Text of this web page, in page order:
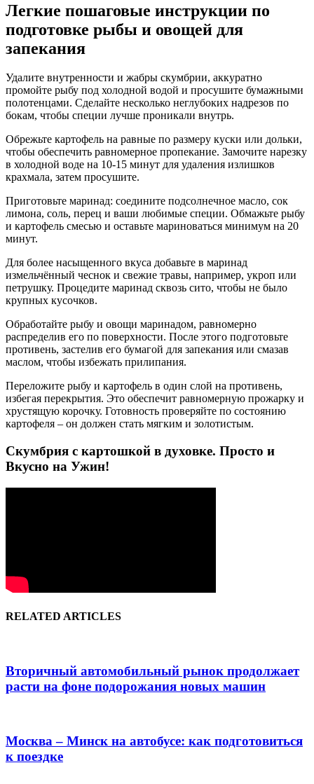
Легкие пошаговые инструкции по
подготовке рыбы и овощей для
запекания
Удалите внутренности и жабры скумбрии, аккуратно
промойте рыбу под холодной водой и просушите бумажными
полотенцами. Сделайте несколько неглубоких надрезов по
бокам, чтобы специи лучше проникали внутрь.
Обрежьте картофель на равные по размеру куски или дольки,
чтобы обеспечить равномерное пропекание. Замочите нарезку
в холодной воде на 10-15 минут для удаления излишков
крахмала, затем просушите.
Приготовьте маринад: соедините подсолнечное масло, сок
лимона, соль, перец и ваши любимые специи. Обмажьте рыбу
и картофель смесью и оставьте мариноваться минимум на 20
минут.
Для более насыщенного вкуса добавьте в маринад
измельчённый чеснок и свежие травы, например, укроп или
петрушку. Процедите маринад сквозь сито, чтобы не было
крупных кусочков.
Обработайте рыбу и овощи маринадом, равномерно
распределив его по поверхности. После этого подготовьте
противень, застелив его бумагой для запекания или смазав
маслом, чтобы избежать прилипания.
Переложите рыбу и картофель в один слой на противень,
избегая перекрытия. Это обеспечит равномерную прожарку и
хрустящую корочку. Готовность проверяйте по состоянию
картофеля – он должен стать мягким и золотистым.
Скумбрия с картошкой в духовке. Просто и
Вкусно на Ужин!
RELATED ARTICLES
Вторичный автомобильный рынок продолжает
расти на фоне подорожания новых машин
Москва – Минск на автобусе: как подготовиться
к поездке